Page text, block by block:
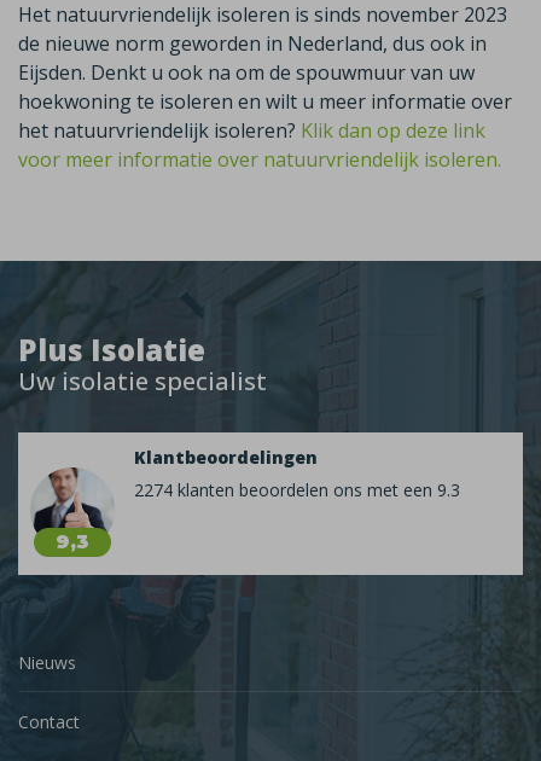
Plus Isolatie
Uw isolatie specialist
9,3
Klantbeoordelingen
2274 klanten beoordelen ons met een 9.3
Nieuws
Contact
Het natuurvriendelijk isoleren is sinds november 2023
de nieuwe norm geworden in Nederland, dus ook in
Eijsden. Denkt u ook na om de spouwmuur van uw
hoekwoning te isoleren en wilt u meer informatie over
het natuurvriendelijk isoleren? Klik dan op deze link
voor meer informatie over natuurvriendelijk isoleren.